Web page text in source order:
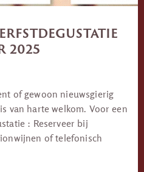
2025
of gewoon nieuwsgierig
van harte welkom. Voor een
: Reserveer bij
of telefonisch